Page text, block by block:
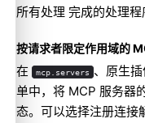
所有处理 完成的处理程
按请求者限定作用域的
在 mcp.servers 、原生插
单中，将 MCP 服务器
态。可以选择注册连接